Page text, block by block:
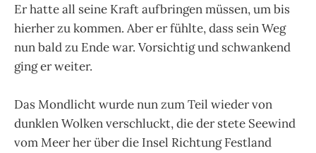
Er hatte all seine Kraft aufbringen müssen, um bis
hierher zu kommen. Aber er fühlte, dass sein Weg
nun bald zu Ende war. Vorsichtig und schwankend
ging er weiter.
Das Mondlicht wurde nun zum Teil wieder von
dunklen Wolken verschluckt, die der stete Seewind
vom Meer her über die Insel Richtung Festland